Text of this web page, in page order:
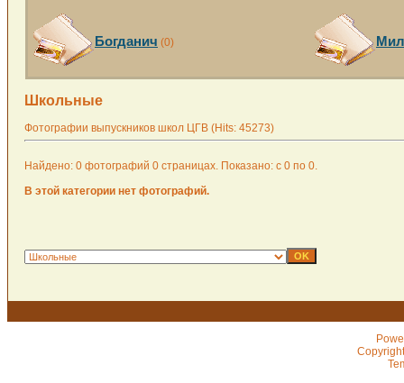
Богданич (0)
Школьные
Фотографии выпускников школ ЦГВ (Hits: 45273)
Найдено: 0 фотографий 0 страницах. Показано: с 0 по 0.
В этой категории нет фотографий.